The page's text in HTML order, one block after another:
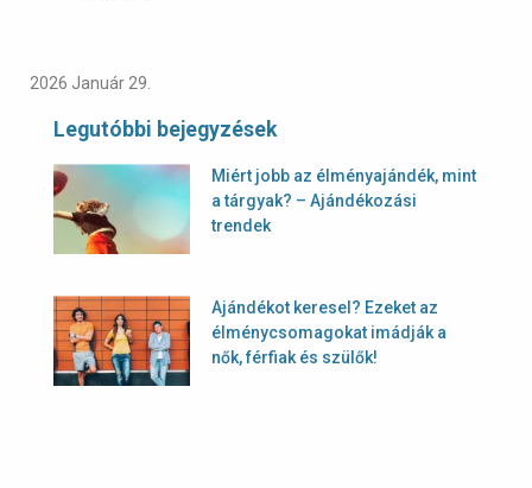
2026 Január 29.
Legutóbbi bejegyzések
Miért jobb az élményajándék, mint
a tárgyak? – Ajándékozási
trendek
Ajándékot keresel? Ezeket az
élménycsomagokat imádják a
nők, férfiak és szülők!